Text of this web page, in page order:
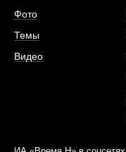
Фото
Темы
Видео